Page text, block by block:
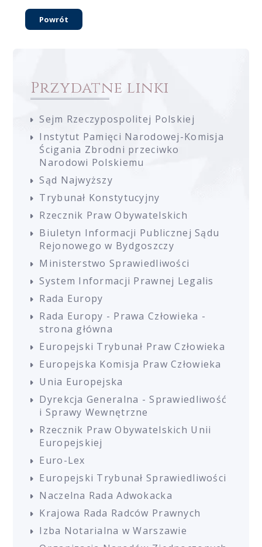
Powrót
Przydatne linki
Sejm Rzeczypospolitej Polskiej
Instytut Pamięci Narodowej-Komisja
Ścigania Zbrodni przeciwko
Narodowi Polskiemu
Sąd Najwyższy
Trybunał Konstytucyjny
Rzecznik Praw Obywatelskich
Biuletyn Informacji Publicznej Sądu
Rejonowego w Bydgoszczy
Ministerstwo Sprawiedliwości
System Informacji Prawnej Legalis
Rada Europy
Rada Europy - Prawa Człowieka -
strona główna
Europejski Trybunał Praw Człowieka
Europejska Komisja Praw Człowieka
Unia Europejska
Dyrekcja Generalna - Sprawiedliwość
i Sprawy Wewnętrzne
Rzecznik Praw Obywatelskich Unii
Europejskiej
Euro-Lex
Europejski Trybunał Sprawiedliwości
Naczelna Rada Adwokacka
Krajowa Rada Radców Prawnych
Izba Notarialna w Warszawie